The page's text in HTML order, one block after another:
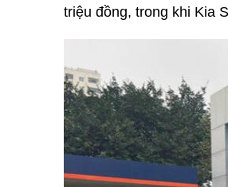
triệu đồng, trong khi Kia